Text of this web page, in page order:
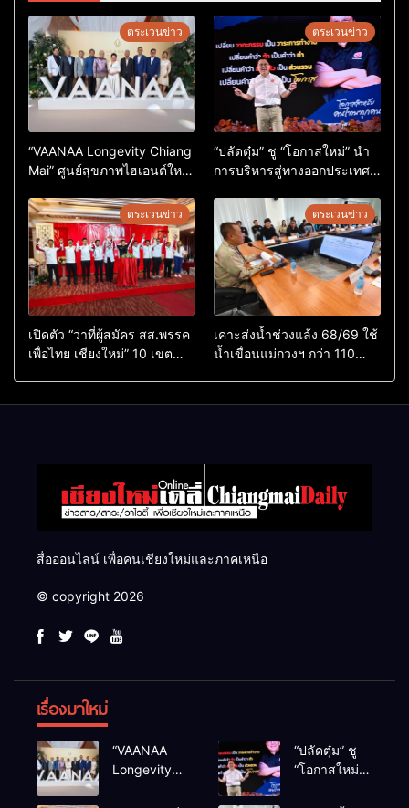
ตระเวนข่าว
“VAANAA Longevity Chiang
Mai” ศูนย์สุขภาพไฮเอนต์ใหญ่
ตระเวนข่าว
“ปลัดตุ๋ม” ชู “โอกาสใหม่” นำ
การบริหารสู่ทางออกประเทศ
ตระเวนข่าว
เปิดตัว “ว่าที่ผู้สมัคร สส.พรรค
เพื่อไทย เชียงใหม่” 10 เขต
ตระเวนข่าว
เคาะส่งน้ำช่วงแล้ง 68/69 ใช้
น้ำเขื่อนแม่กวงฯ กว่า 110
สื่อออนไลน์ เพื่อคนเชียงใหม่และภาคเหนือ
© copyright 2026
เรื่องมาใหม่
“VAANAA
Longevity
“ปลัดตุ๋ม” ชู
“โอกาสใหม่”